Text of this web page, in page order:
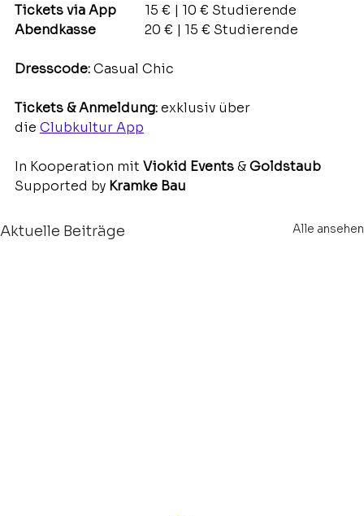
15 € | 10 € Studierende
20 € | 15 € Studierende
Dresscode: Casual Chic
Tickets & Anmeldung: exklusiv über
die Clubkultur App
In Kooperation mit Viokid Events & Goldstaub
Supported by Kramke Bau
Aktuelle Beiträge Alle ansehen